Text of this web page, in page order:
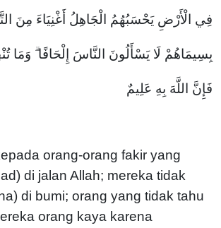
فِي الْأَرْضِ يَحْسَبُهُمُ الْجَاهِلُ أَغْنِيَاءَ مِنَ
بِسِيمَاهُمْ لَا يَسْأَلُونَ النَّاسَ إِلْحَافًا ۗ وَمَا
فَإِنَّ اللَّهَ بِهِ عَلِيمٌ
orang-orang fakir yang
di jalan Allah; mereka tidak
di bumi; orang yang tidak tahu
orang kaya karena